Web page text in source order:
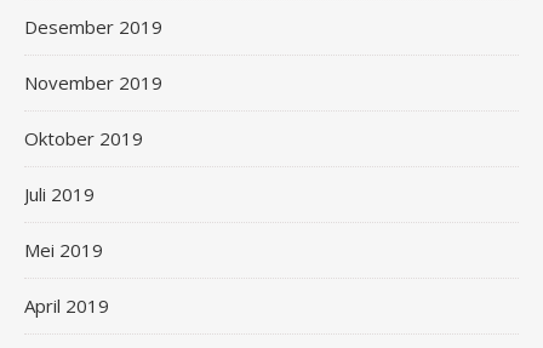
Desember 2019
November 2019
Oktober 2019
Juli 2019
Mei 2019
April 2019